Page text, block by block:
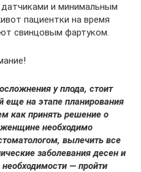
и минимальным
пациентки на время
свинцовым фартуком.
у плода, стоит
еще на этапе планирования
как принять решение о
необходимо
вылечить все
заболевания десен и
— пройти